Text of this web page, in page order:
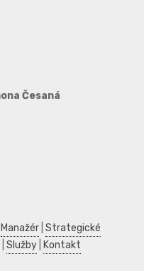
Česaná
Manažér Strategické
Služby Kontakt